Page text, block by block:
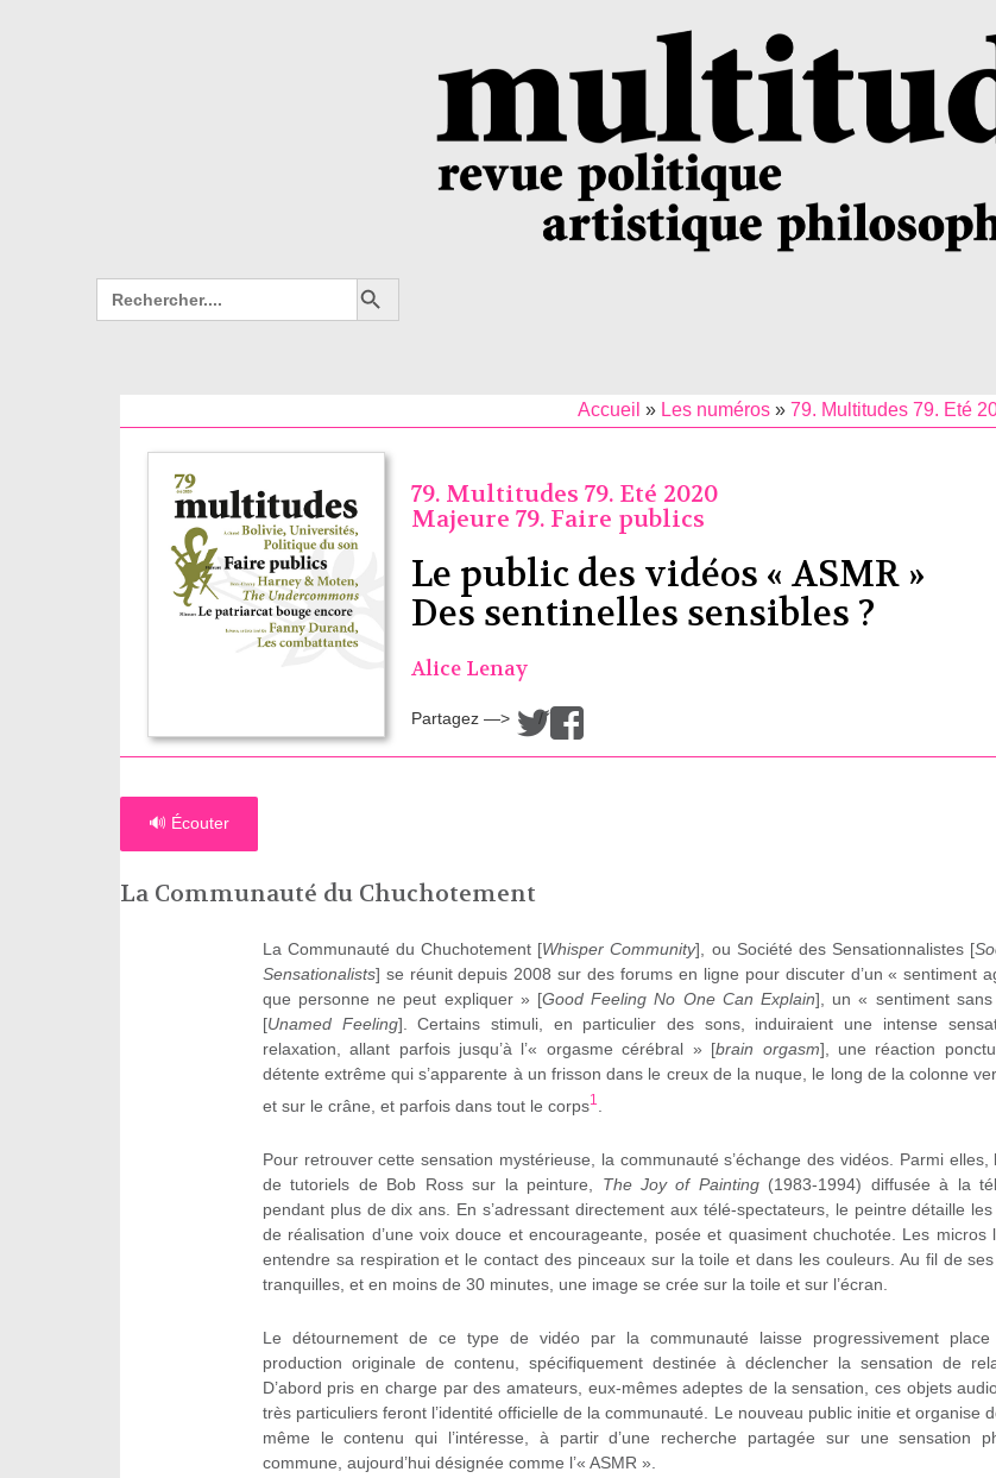
Search
for:
Search Button
Accueil » Les numéros» 79. Multitudes 79. Eté
79. Multitudes 79. Eté 2020
Majeure 79. Faire publics
Le public des vidéos « ASMR »
Des sentinelles sensibles ?
Alice Lenay
Partagez —> /
🔊 Écouter
La Communauté du Chuchotement
La Communauté du Chuchotement [Whisper Community], ou Société des Sensationnalistes [
Sensationalists] se réunit depuis 2008 sur des forums en ligne pour discuter d’un « sentiment
que personne ne peut expliquer » [Good Feeling No One Can Explain], un « sentiment
[Unamed Feeling]. Certains stimuli, en particulier des sons, induiraient une intense
relaxation, allant parfois jusqu’à l’« orgasme cérébral » [brain orgasm], une réaction
détente extrême qui s’apparente à un frisson dans le creux de la nuque, le long de la colonne
et sur le crâne, et parfois dans tout le corps1
Pour retrouver cette sensation mystérieuse, la communauté s’échange des vidéos. Parmi elles,
de tutoriels de Bob Ross sur la peinture, The Joy of Painting(1983-1994) diffusée à la
pendant plus de dix ans. En s’adressant directement aux télé-spectateurs, le peintre détaille
de réalisation d’une voix douce et encourageante, posée et quasiment chuchotée. Les micros
entendre sa respiration et le contact des pinceaux sur la toile et dans les couleurs. Au fil de
tranquilles, et en moins de 30 minutes, une image se crée sur la toile et sur l’écran.
Le détournement de ce type de vidéo par la communauté laisse progressivement
production originale de contenu, spécifiquement destinée à déclencher la sensation de
D’abord pris en charge par des amateurs, eux-mêmes adeptes de la sensation, ces objets
très particuliers feront l’identité officielle de la communauté. Le nouveau public initie et organise
même le contenu qui l’intéresse, à partir d’une recherche partagée sur une sensation
commune, aujourd’hui désignée comme l’« ASMR ».